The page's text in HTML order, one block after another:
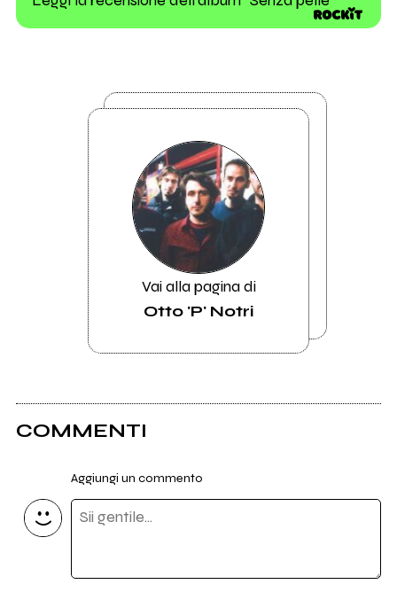
Vai alla pagina di
Otto 'P' Notri
COMMENTI
Aggiungi un commento